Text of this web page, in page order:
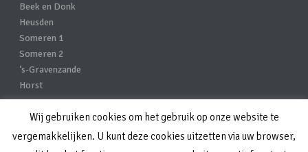
Beek en Donk
Heusden
Someren 1
Someren 2
‘s-Gravenzande
Horst
Disclaimer
Wij gebruiken cookies om het gebruik op onze website te
vergemakkelijken. U kunt deze cookies uitzetten via uw browser,